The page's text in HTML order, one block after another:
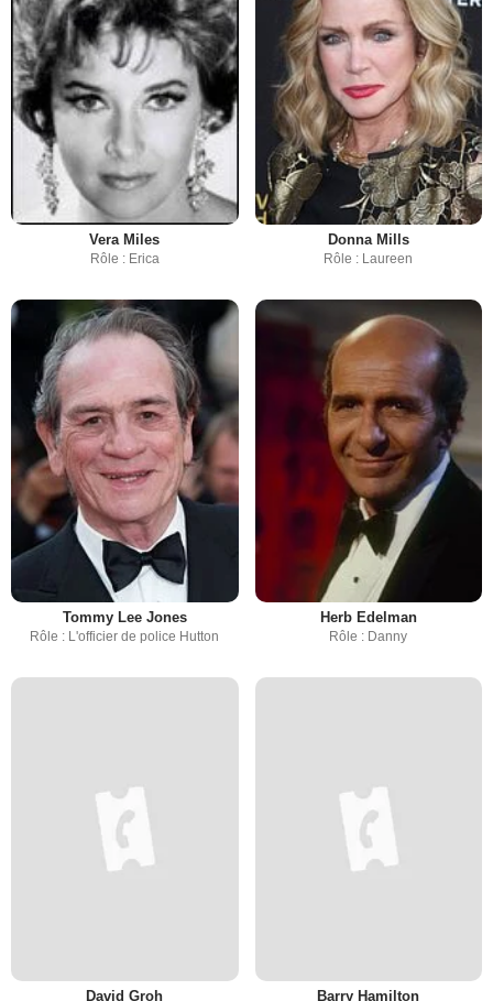
Vera Miles
Rôle : Erica
Donna Mills
Rôle : Laureen
Tommy Lee Jones
Rôle : L'officier de police Hutton
Herb Edelman
Rôle : Danny
David Groh Barry Hamilton